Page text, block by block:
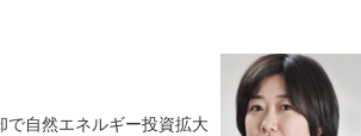
自然エネルギー投資拡大